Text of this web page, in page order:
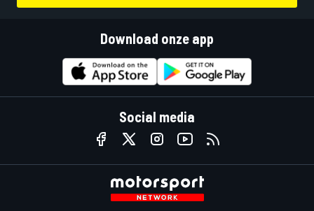
Download onze app
Social media